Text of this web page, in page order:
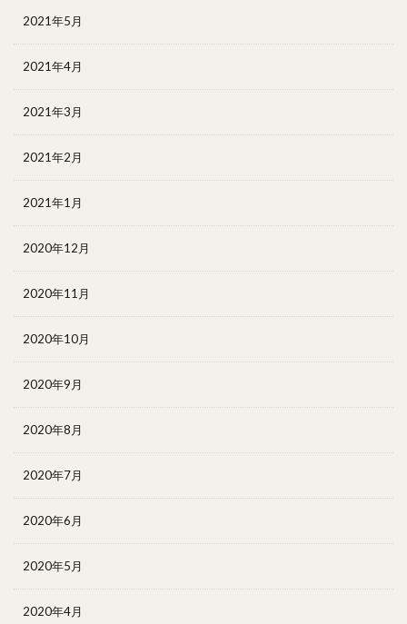
2021年5月
2021年4月
2021年3月
2021年2月
2021年1月
2020年12月
2020年11月
2020年10月
2020年9月
2020年8月
2020年7月
2020年6月
2020年5月
2020年4月